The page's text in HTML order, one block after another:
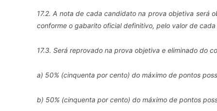
17.2. A nota de cada candidato na prova objetiva será
conforme o gabarito oficial definitivo, pelo valor de
17.3. Será reprovado na prova objetiva e eliminado do
a) 50% (cinquenta por cento) do máximo de pontos
b) 50% (cinquenta por cento) do máximo de pontos